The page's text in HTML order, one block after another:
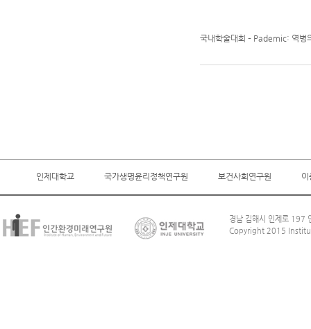
국내학술대회 – Pademic: 역병
인제대학교 국가생명윤리정책연구원 보건사회연구원 이
경남 김해시 인제로
Copyright 2015